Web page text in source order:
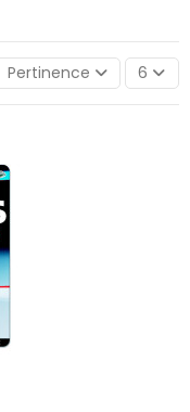
Pertinence 6